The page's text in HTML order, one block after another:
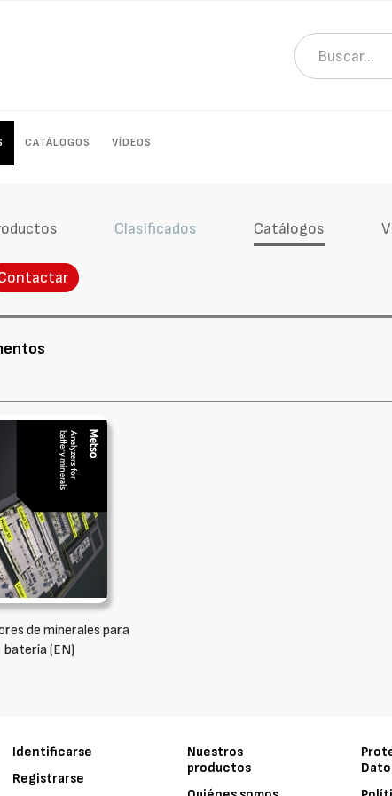
CATÁLOGOS VÍDEOS
Clasificados Catálogos
de minerales para
batería (EN)
Identificarse
Registrarse
Nuestros
productos